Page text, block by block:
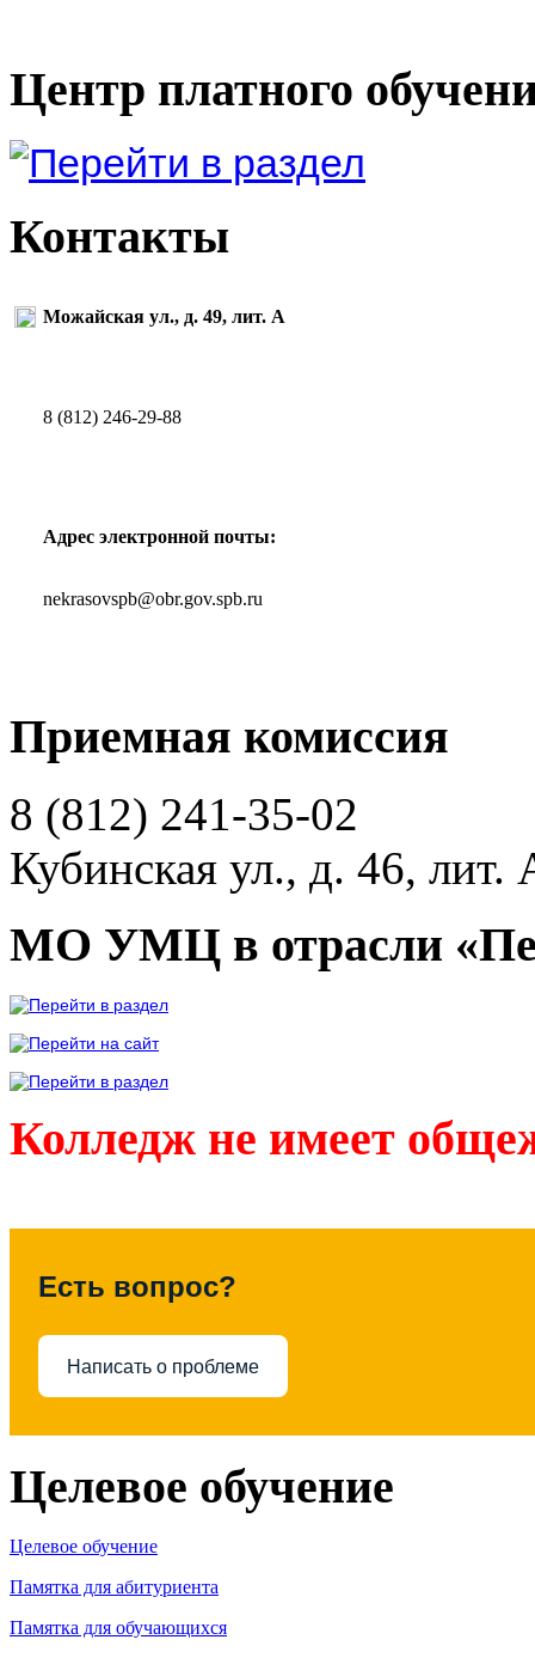
Центр платного
Контакты
Можайская ул., д. 49, лит. А
8 (812) 246-29-88
Адрес электронной почты:
nekrasovspb@obr.gov.spb.ru
Приемная комиссия
8 (812) 241-35-02
Кубинская ул., д. 46, лит.
МО УМЦ в отрасли
Колледж не имеет
Есть вопрос?
Написать о проблеме
Целевое обучение
Целевое обучение
Памятка для абитуриента
Памятка для обучающихся